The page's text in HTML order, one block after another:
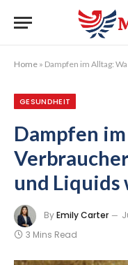
Home » Dampfen im Alltag: Was
GESUNDHEIT
Dampfen
und Liquids
ByEmily Carter
3 Mins Read